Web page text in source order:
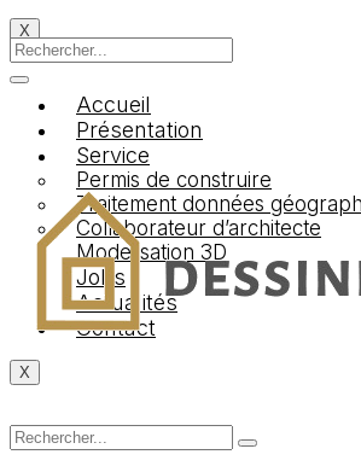
X
Accueil
Présentation
Service
Permis de construire
Traitement données
Collaborateur d’architecte
Modelisation 3D
Jobs
Actualités
Contact
X